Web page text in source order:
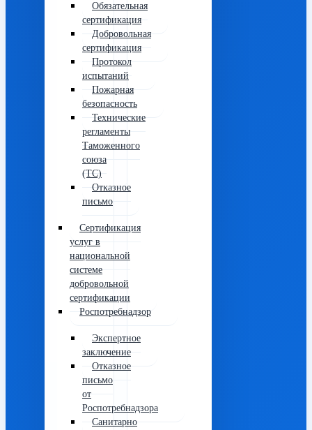
Обязательная
сертификация
Добровольная
сертификация
Протокол
испытаний
Пожарная
безопасность
Технические
регламенты
Таможенного
союза
(ТС)
Отказное
письмо
Сертификация
услуг в
национальной
системе
добровольной
сертификации
Роспотребнадзор
Экспертное
заключение
Отказное
письмо
от
Роспотребнадзора
Санитарно